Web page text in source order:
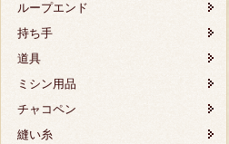
ループエンド
持ち手
道具
ミシン用品
チャコペン
縫い糸